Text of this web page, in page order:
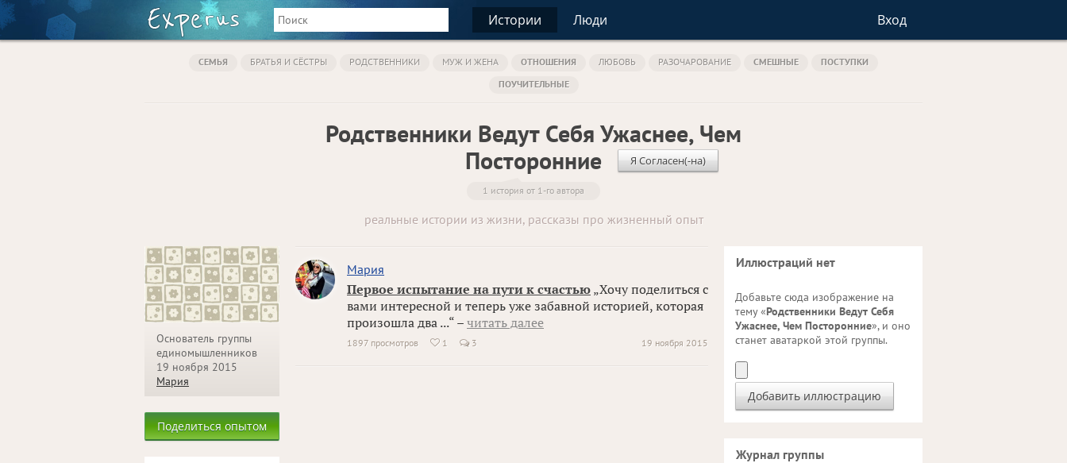
Истории Люди Вход
СЕМЬЯ БРАТЬЯ И СЁСТРЫ РОДСТВЕННИКИ МУЖ И ЖЕНА ОТНОШЕНИЯ ЛЮБОВЬ РАЗОЧАРОВАНИЕ СМЕШНЫЕ
ПОСТУПКИ
ПОУЧИТЕЛЬНЫЕ
Родственники Ведут Себя Ужаснее, Чем
Посторонние
Я Согласен(-на)
1 история от 1-го автора
реальные истории из жизни, рассказы про жизненный опыт
Основатель группы
единомышленников
19 ноября 2015
Мария
Поделиться опытом
Мария
Первое испытание на пути к счастью „Хочу поделиться с
вами интересной и теперь уже забавной историей, которая
произошла два ...“ – читать далее
19 ноября 2015
1897 просмотров  1 3
Иллюстраций нет
Добавьте сюда изображение на
тему «Родственники Ведут Себя
Ужаснее, Чем Посторонние», и оно
станет аватаркой этой группы.
Журнал группы